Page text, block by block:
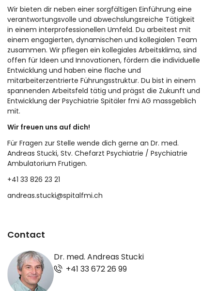
Wir bieten dir neben einer sorgfältigen Einführung eine
verantwortungsvolle und abwechslungsreiche Tätigkeit
in einem interprofessionellen Umfeld. Du arbeitest mit
einem engagierten, dynamischen und kollegialen Team
zusammen. Wir pflegen ein kollegiales Arbeitsklima, sind
offen für Ideen und Innovationen, fördern die individuelle
Entwicklung und haben eine flache und
mitarbeiterzentrierte Führungsstruktur. Du bist in einem
spannenden Arbeitsfeld tätig und prägst die Zukunft und
Entwicklung der Psychiatrie Spitäler fmi AG massgeblich
mit.
Wir freuen uns auf dich!
Für Fragen zur Stelle wende dich gerne an Dr. med.
Andreas Stucki, Stv. Chefarzt Psychiatrie / Psychiatrie
Ambulatorium Frutigen.
+41 33 826 23 21
andreas.stucki@spitalfmi.ch
Contact
Dr. med. Andreas Stucki
+41 33 672 26 99